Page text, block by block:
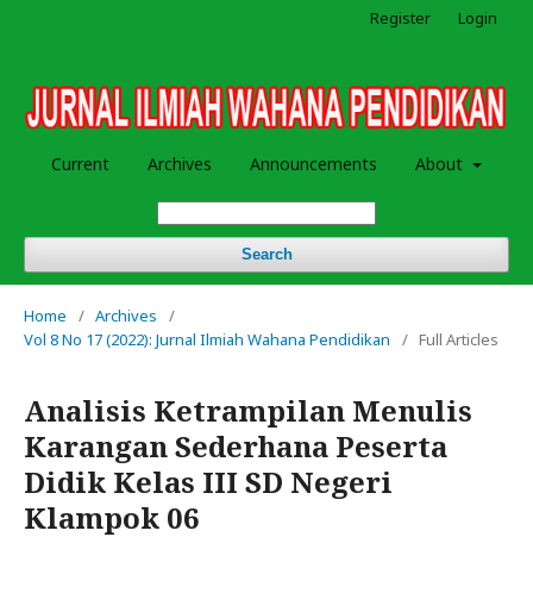
Current Archives Announcements About
Search
Register Login
Home / Archives
/
Vol 8 No 17 (2022): Jurnal Ilmiah Wahana Pendidikan
/ Full Articles
Analisis Ketrampilan Menulis
Karangan Sederhana Peserta
Didik Kelas III SD Negeri
Klampok 06